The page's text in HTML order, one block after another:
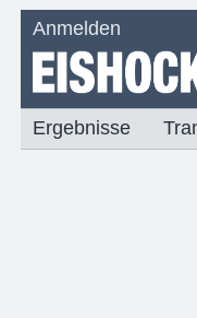
Anmelden
Ergebnisse